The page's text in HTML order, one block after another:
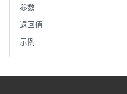
参数
返回值
示例